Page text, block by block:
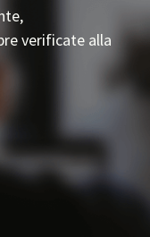
verificate alla